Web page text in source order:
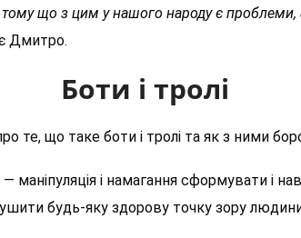
що з цим у нашого народу є проблеми,
Дмитро.
Боти і тролі
те, що таке боти і тролі та як з ними
і намагання сформувати і
будь-яку здорову точку зору